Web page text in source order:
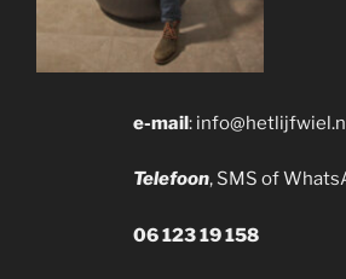
e-mail:
Telefoon, SMS of
06 123 19 158